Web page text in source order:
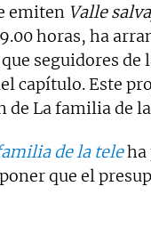
emiten Valle
horas, ha
seguidores
capítulo. Este
de La familia de
de la teleha
que el